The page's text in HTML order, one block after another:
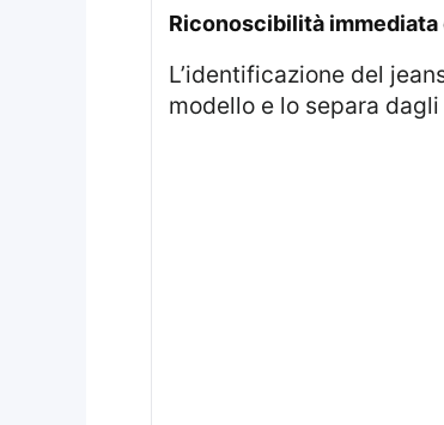
riconoscibilità immediata
L’identificazione del
modello e lo separa